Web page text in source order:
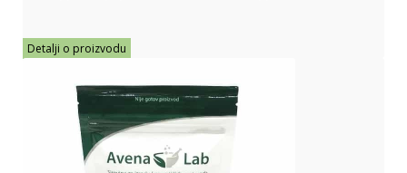
Detalji o proizvodu